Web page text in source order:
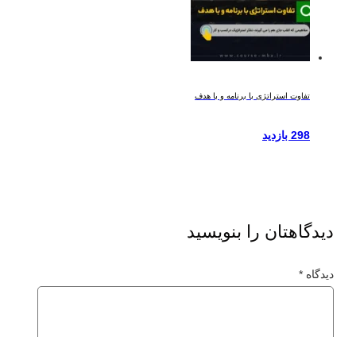
تفاوت استراتژی با برنامه و با هدف
298 بازدید
دیدگاهتان را بنویسید
دیدگاه *